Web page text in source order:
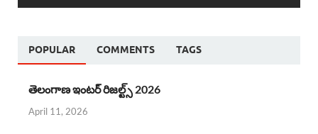
POPULAR COMMENTS TAGS
తెలంగాణ ఇంటర్ రిజల్ట్స్ 2026
April 11, 2026